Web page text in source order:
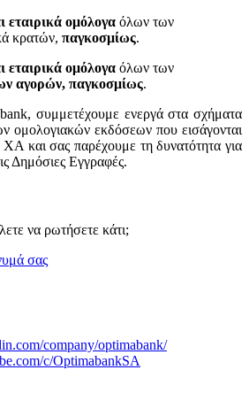
εταιρικά ομόλογα όλων των
κρατών, παγκοσμίως.
εταιρικά ομόλογα όλων των
αγορών, παγκοσμίως.
συμμετέχουμε ενεργά στα σχήματα
ομολογιακών εκδόσεων που εισάγονται
και σας παρέχουμε τη δυνατότητα για
Δημόσιες Εγγραφές.
να ρωτήσετε κάτι;
σας
company/optimabank/
c/OptimabankSA